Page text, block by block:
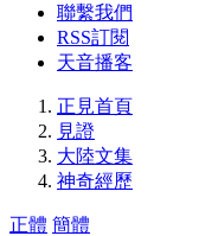
聯繫我們
RSS訂閱
天音播客
正見首頁
見證
大陸文集
神奇經歷
正體 簡體